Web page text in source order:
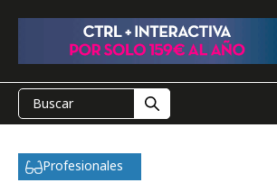
Profesionales